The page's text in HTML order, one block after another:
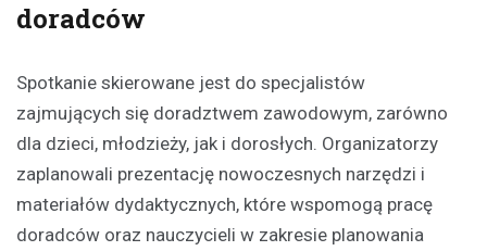
doradców
Spotkanie skierowane jest do specjalistów
zajmujących się doradztwem zawodowym, zarówno
dla dzieci, młodzieży, jak i dorosłych. Organizatorzy
zaplanowali prezentację nowoczesnych narzędzi i
materiałów dydaktycznych, które wspomogą pracę
doradców oraz nauczycieli w zakresie planowania